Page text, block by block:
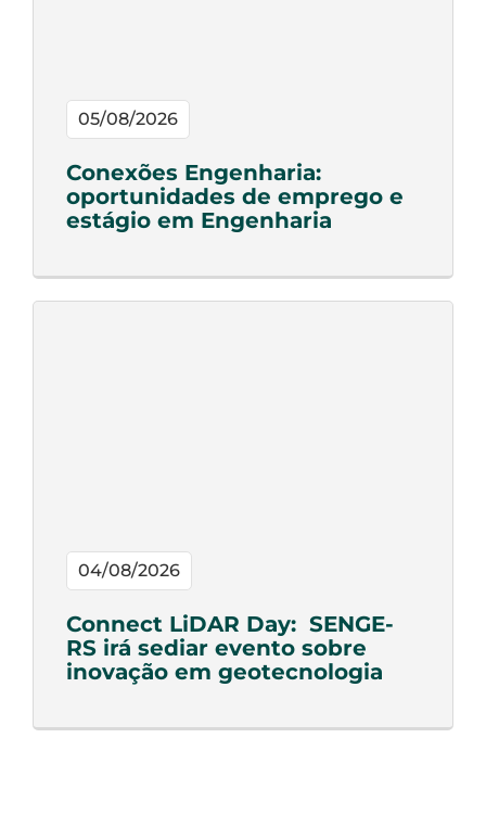
05/08/2026
Conexões Engenharia:
oportunidades de emprego e
estágio em Engenharia
04/08/2026
Connect LiDAR Day: SENGE-
RS irá sediar evento sobre
inovação em geotecnologia